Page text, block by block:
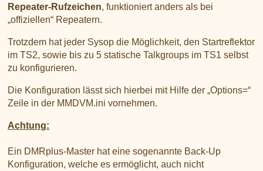
Repeater-Rufzeichen, funktioniert anders als bei
„offiziellen“ Repeatern.
Trotzdem hat jeder Sysop die Möglichkeit, den Startreflektor
im TS2, sowie bis zu 5 statische Talkgroups im TS1 selbst
zu konfigurieren.
Die Konfiguration lässt sich hierbei mit Hilfe der „Options=“
Zeile in der MMDVM.ini vornehmen.
Achtung:
Ein DMRplus-Master hat eine sogenannte Back-Up
Konfiguration, welche es ermöglicht, auch nicht